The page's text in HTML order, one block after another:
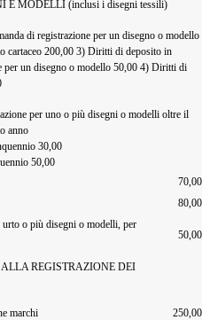
E MODELLI (inclusi i disegni tessili)
di registrazione per un disegno o modello
cartaceo 200,00 3) Diritti di deposito in
per un disegno o modello 50,00 4) Diritti di
per uno o più disegni o modelli oltre il
anno
30,00
50,00
70,00
80,00
o più disegni o modelli, per
50,00
REGISTRAZIONE DEI
marchi
250,00